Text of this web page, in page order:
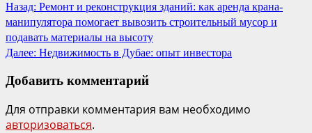
Назад: Ремонт и реконструкция зданий: как аренда крана-
манипулятора помогает вывозить строительный мусор и
подавать материалы на высоту
Далее: Недвижимость в Дубае: опыт инвестора
Добавить комментарий
Для отправки комментария вам необходимо
авторизоваться.